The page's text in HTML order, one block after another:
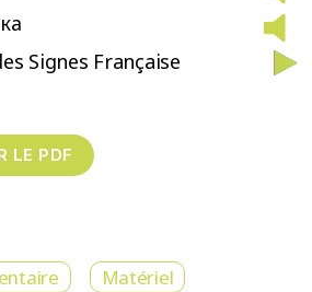
Signes Française
Matériel